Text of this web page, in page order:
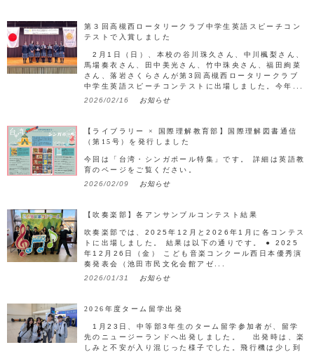
第３回高槻西ロータリークラブ中学生英語スピーチコン
テストで入賞しました
2月1日（日）、本校の谷川珠久さん、中川楓梨さん、
馬場奏衣さん、田中美光さん、竹中珠央さん、福田絢菜
さん、落岩さくらさんが第3回高槻西ロータリークラブ
中学生英語スピーチコンテストに出場しました。今年...
2026/02/16
お知らせ
【ライブラリー × 国際理解教育部】国際理解図書通信
（第15号）を発行しました
今回は「台湾・シンガポール特集」です。 詳細は英語教
育のページをご覧ください。
2026/02/09
お知らせ
【吹奏楽部】各アンサンブルコンテスト結果
吹奏楽部では、2025年12月と2026年1月に各コンテス
トに出場しました。 結果は以下の通りです。 ● 2025
年12月26日（金） こども音楽コンクール西日本優秀演
奏発表会（池田市民文化会館アゼ...
2026/01/31
お知らせ
2026年度ターム留学出発
1月23日、中等部3年生のターム留学参加者が、留学
先のニュージーランドへ出発しました。 出発時は、楽
しみと不安が入り混じった様子でした。飛行機は少し到